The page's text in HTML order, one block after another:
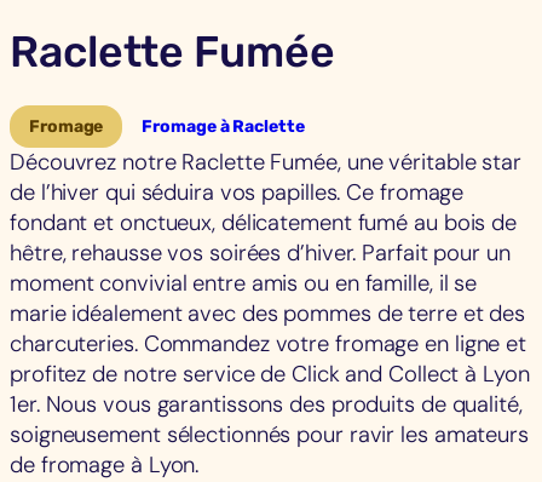
Raclette Fumée
Fromage Fromage à Raclette
Découvrez notre Raclette Fumée, une véritable star
de l’hiver qui séduira vos papilles. Ce fromage
fondant et onctueux, délicatement fumé au bois de
hêtre, rehausse vos soirées d’hiver. Parfait pour un
moment convivial entre amis ou en famille, il se
marie idéalement avec des pommes de terre et des
charcuteries. Commandez votre fromage en ligne et
profitez de notre service de Click and Collect à Lyon
1er. Nous vous garantissons des produits de qualité,
soigneusement sélectionnés pour ravir les amateurs
de fromage à Lyon.